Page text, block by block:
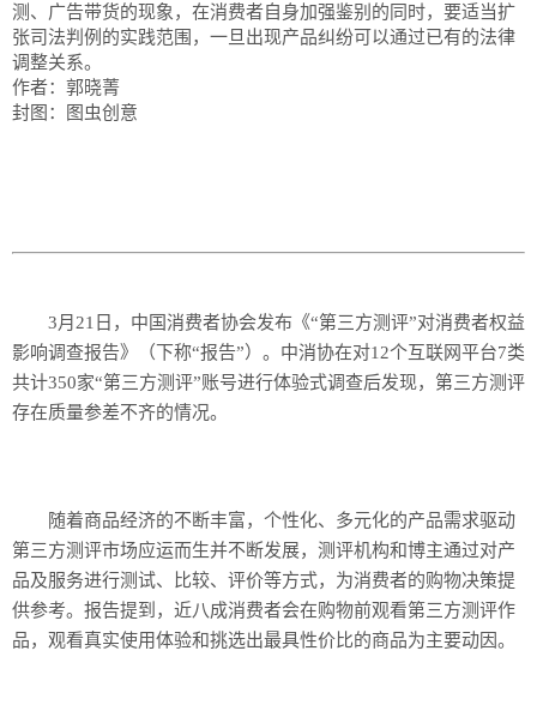
测、广告带货的现象，在消费者自身加强鉴别的同时，要适当扩
张司法判例的实践范围，一旦出现产品纠纷可以通过已有的法律
调整关系。
作者：郭晓菁
封图：图虫创意
3月21日，中国消费者协会发布《“第三方测评”对消费者权益
影响调查报告》（下称“报告”）。中消协在对12个互联网平台7类
共计350家“第三方测评”账号进行体验式调查后发现，第三方测评
存在质量参差不齐的情况。
随着商品经济的不断丰富，个性化、多元化的产品需求驱动
第三方测评市场应运而生并不断发展，测评机构和博主通过对产
品及服务进行测试、比较、评价等方式，为消费者的购物决策提
供参考。报告提到，近八成消费者会在购物前观看第三方测评作
品，观看真实使用体验和挑选出最具性价比的商品为主要动因。